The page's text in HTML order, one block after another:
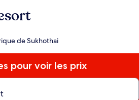
de Sukhothai
pour voir les prix